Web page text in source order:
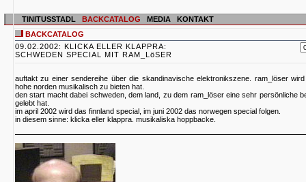
TINITUSSTADL BACKCATALOG MEDIA
KONTAKT
BACKCATALOG
09.02.2002: KLICKA ELLER KLAPPRA:
SCHWEDEN SPECIAL MIT RAM_LöSER
auftakt zu einer sendereihe über die skandinavische elektronikszene. ram_löser
hohe norden musikalisch zu bieten hat.
den start macht dabei schweden, dem land, zu dem ram_löser eine sehr persönliche
gelebt hat.
im april 2002 wird das finnland special, im juni 2002 das norwegen special folgen.
in diesem sinne: klicka eller klappra. musikaliska hoppbacke.